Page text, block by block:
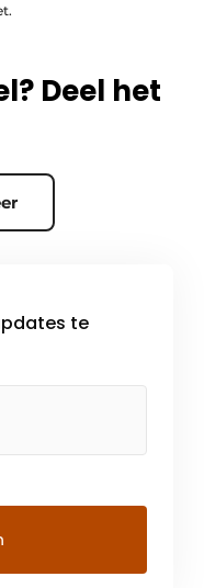
Deel het
te